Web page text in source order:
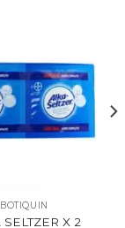
BOTIQUIN
X 2